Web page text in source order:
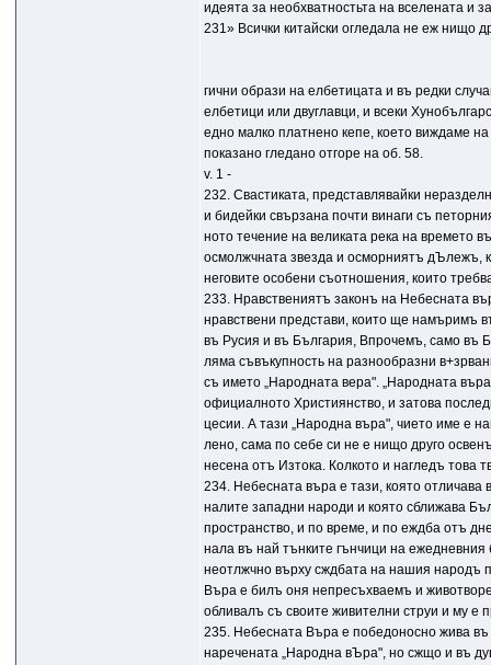
идеята за необхватностьта на вселената и
231» Всички китайски огледала не еж нищо
гични образи на елбетицата и въ редки
елбетици или двуглавци, и всеки
едно малко платнено кепе, което виждаме
показано гледано отгоре на об. 58.
v. 1 -
232. Свастиката, представлявайки
и бидейки свързана почти винаги съ
ното течение на великата река на времето
осмолжчната звезда и осморниятъ дЪлежъ,
неговите особени съотношения, които
233. Нравствениятъ законъ на Небесната
нравствени представи, които ще намъримъ
въ Русия и въ България, Впрочемъ, само въ
ляма съвъкупность на разнообразни
съ името „Народната вера". „Народната
официалното Християнство, и затова
цесии. А тази „Народна въpa", чието име е
лено, сама по себе си не е нищо друго
несена отъ Изтока. Колкото и нагледъ това
234. Небесната въра е тази, която отличава
налите западни народи и която сближава
пространство, и по време, и по еждба отъ
нала въ най тънките гънчици на
неотлжчно върху сждбата на нашия народъ
Bъpa е билъ оня непресъхваемъ и
обливалъ съ своите живителни струи и му е
235. Небесната Bъpa е победоносно жива
наречената „Народна вЪра", но сжщо и въ